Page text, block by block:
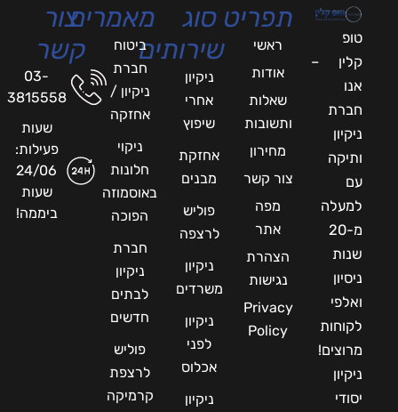
טופ
קלין –
אנו
חברת
ניקיון
ותיקה
עם
למעלה
מ-20
שנות
ניסיון
ואלפי
לקוחות
מרוצים!
ניקיון
יסודי
תפריט
ראשי
אודות
שאלות
ותשובות
מחירון
צור קשר
מפה
אתר
הצהרת
נגישות
Privacy
Policy
סוג
שירותים
ניקיון
אחרי
שיפוץ
אחזקת
מבנים
פוליש
לרצפה
ניקיון
משרדים
ניקיון
לפני
אכלוס
ניקיון
מאמרים
ביטוח
חברת
ניקיון /
אחזקה
ניקוי
חלונות
באוסמוזה
הפוכה
חברת
ניקיון
לבתים
חדשים
פוליש
לרצפת
קרמיקה
צור
קשר
03-
3815558
שעות
פעילות:
24/06
שעות
ביממה!